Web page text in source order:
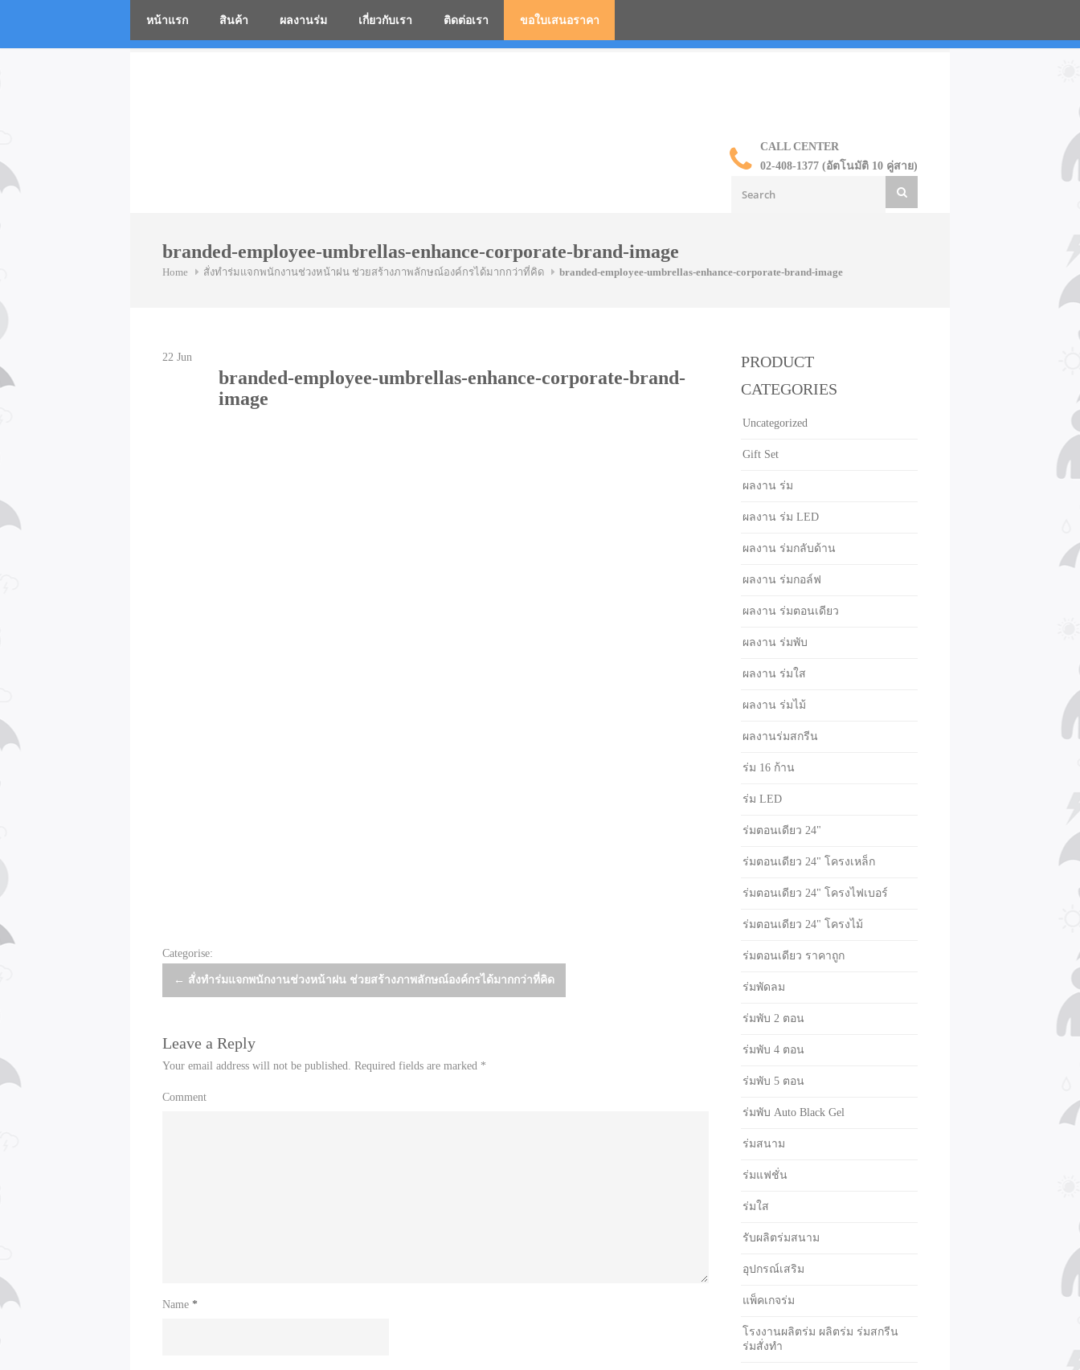
CALL CENTER
02-408-1377 (อัตโนมัติ 10 คู่สาย)
หน้าแรก สินค้า ผลงานร่ม เกี่ยวกับเรา ติดต่อเรา ขอใบเสนอราคา
branded-employee-umbrellas-enhance-corporate-brand-image
Home สั่งทำร่มแจกพนักงานช่วงหน้าฝน ช่วยสร้างภาพลักษณ์องค์กรได้มากกว่าที่คิด branded-employee-umbrellas-enhance-corporate-brand-image
22 Jun
branded-employee-umbrellas-enhance-corporate-brand-
image
Categorise:
Post
← สั่งทำร่มแจกพนักงานช่วงหน้าฝน ช่วยสร้างภาพลักษณ์องค์กรได้มากกว่าที่คิด
Leave a Reply
Your email address will not be published. Required fields are marked *
Comment
Name *
PRODUCT
CATEGORIES
Uncategorized
Gift Set
ผลงาน ร่ม
ผลงาน ร่ม LED
ผลงาน ร่มกลับด้าน
ผลงาน ร่มกอล์ฟ
ผลงาน ร่มตอนเดียว
ผลงาน ร่มพับ
ผลงาน ร่มใส
ผลงาน ร่มไม้
ผลงานร่มสกรีน
ร่ม 16 ก้าน
ร่ม LED
ร่มตอนเดียว 24"
ร่มตอนเดียว 24" โครงเหล็ก
ร่มตอนเดียว 24" โครงไฟเบอร์
ร่มตอนเดียว 24" โครงไม้
ร่มตอนเดียว ราคาถูก
ร่มพัดลม
ร่มพับ 2 ตอน
ร่มพับ 4 ตอน
ร่มพับ 5 ตอน
ร่มพับ Auto Black Gel
ร่มสนาม
ร่มแฟชั่น
ร่มใส
รับผลิตร่มสนาม
อุปกรณ์เสริม
แพ็คเกจร่ม
โรงงานผลิตร่ม ผลิตร่ม ร่มสกรีน
ร่มสั่งทำ
โรงงานร่มสกรีนโลโก้ ร่มพรีเมี่ยม ร่มตอนเดียว ร่มกอล์ฟ ร่มกลับด้าน ราคาส่ง